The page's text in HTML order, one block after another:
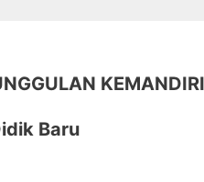
Baru